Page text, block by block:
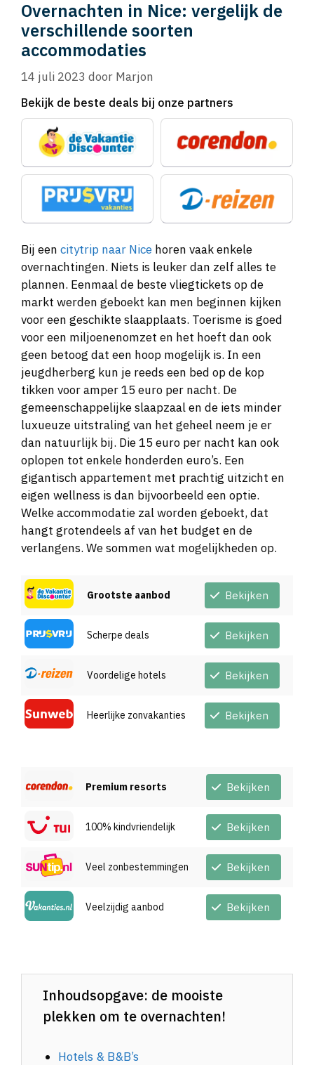
Overnachten in Nice: vergelijk de
verschillende soorten
accommodaties
14 juli 2023 door Marjon
Bekijk de beste deals bij onze partners
Bij een citytrip naar Nice horen vaak enkele
overnachtingen. Niets is leuker dan zelf alles te
plannen. Eenmaal de beste vliegtickets op de
markt werden geboekt kan men beginnen kijken
voor een geschikte slaapplaats. Toerisme is goed
voor een miljoenenomzet en het hoeft dan ook
geen betoog dat een hoop mogelijk is. In een
jeugdherberg kun je reeds een bed op de kop
tikken voor amper 15 euro per nacht. De
gemeenschappelijke slaapzaal en de iets minder
luxueuze uitstraling van het geheel neem je er
dan natuurlijk bij. Die 15 euro per nacht kan ook
oplopen tot enkele honderden euro’s. Een
gigantisch appartement met prachtig uitzicht en
eigen wellness is dan bijvoorbeeld een optie.
Welke accommodatie zal worden geboekt, dat
hangt grotendeels af van het budget en de
verlangens. We sommen wat mogelijkheden op.
Grootste aanbod Bekijken
Scherpe deals Bekijken
Voordelige hotels Bekijken
Heerlijke zonvakanties Bekijken
Premium resorts Bekijken
100% kindvriendelijk Bekijken
Veel zonbestemmingen Bekijken
Veelzijdig aanbod Bekijken
Inhoudsopgave: de mooiste
plekken om te overnachten!
Hotels & B&B’s